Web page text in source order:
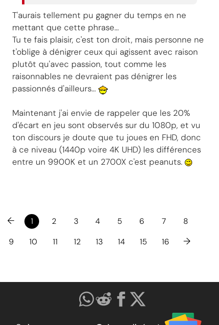
T'aurais tellement pu gagner du temps en ne
mettant que cette phrase...
Tu te fais plaisir, c'est ton droit, mais personne ne
t'oblige à dénigrer ceux qui agissent avec raison
plutôt qu'avec passion, tout comme les
raisonnables ne devraient pas dénigrer les
passionnés d'ailleurs...
Maintenant j'ai envie de rappeler que les 20%
d'écart en jeu sont observés sur du 1080p, et vu
ton discours je doute que tu joues en FHD, donc
à ce niveau (1440p voire 4K UHD) les différences
entre un 9900K et un 2700X c'est peanuts.
← 1 2 3 4 5 6 7
8
9
10 11 12 13 14 15 16 →